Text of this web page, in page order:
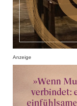
Anzeige